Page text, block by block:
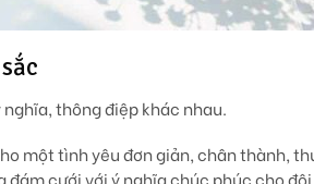
thông điệp khác nhau.
một tình yêu đơn giản, chân thành,
đám cưới với ý nghĩa chúc phúc cho